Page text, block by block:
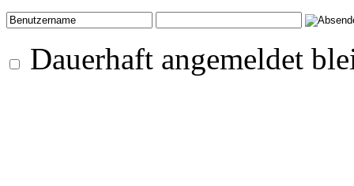
Dauerhaft angemeldet